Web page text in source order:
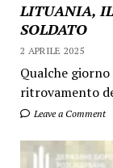
LITUANIA,
SOLDATO
2 APRILE 2025
Qualche
ritrovamento
Leave a Comment